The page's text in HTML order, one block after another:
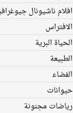
افلام ناشيونال
الافتراس
الحياة البرية
الطبيعة
الفضاء
حيوانات
رياضات مجنونة